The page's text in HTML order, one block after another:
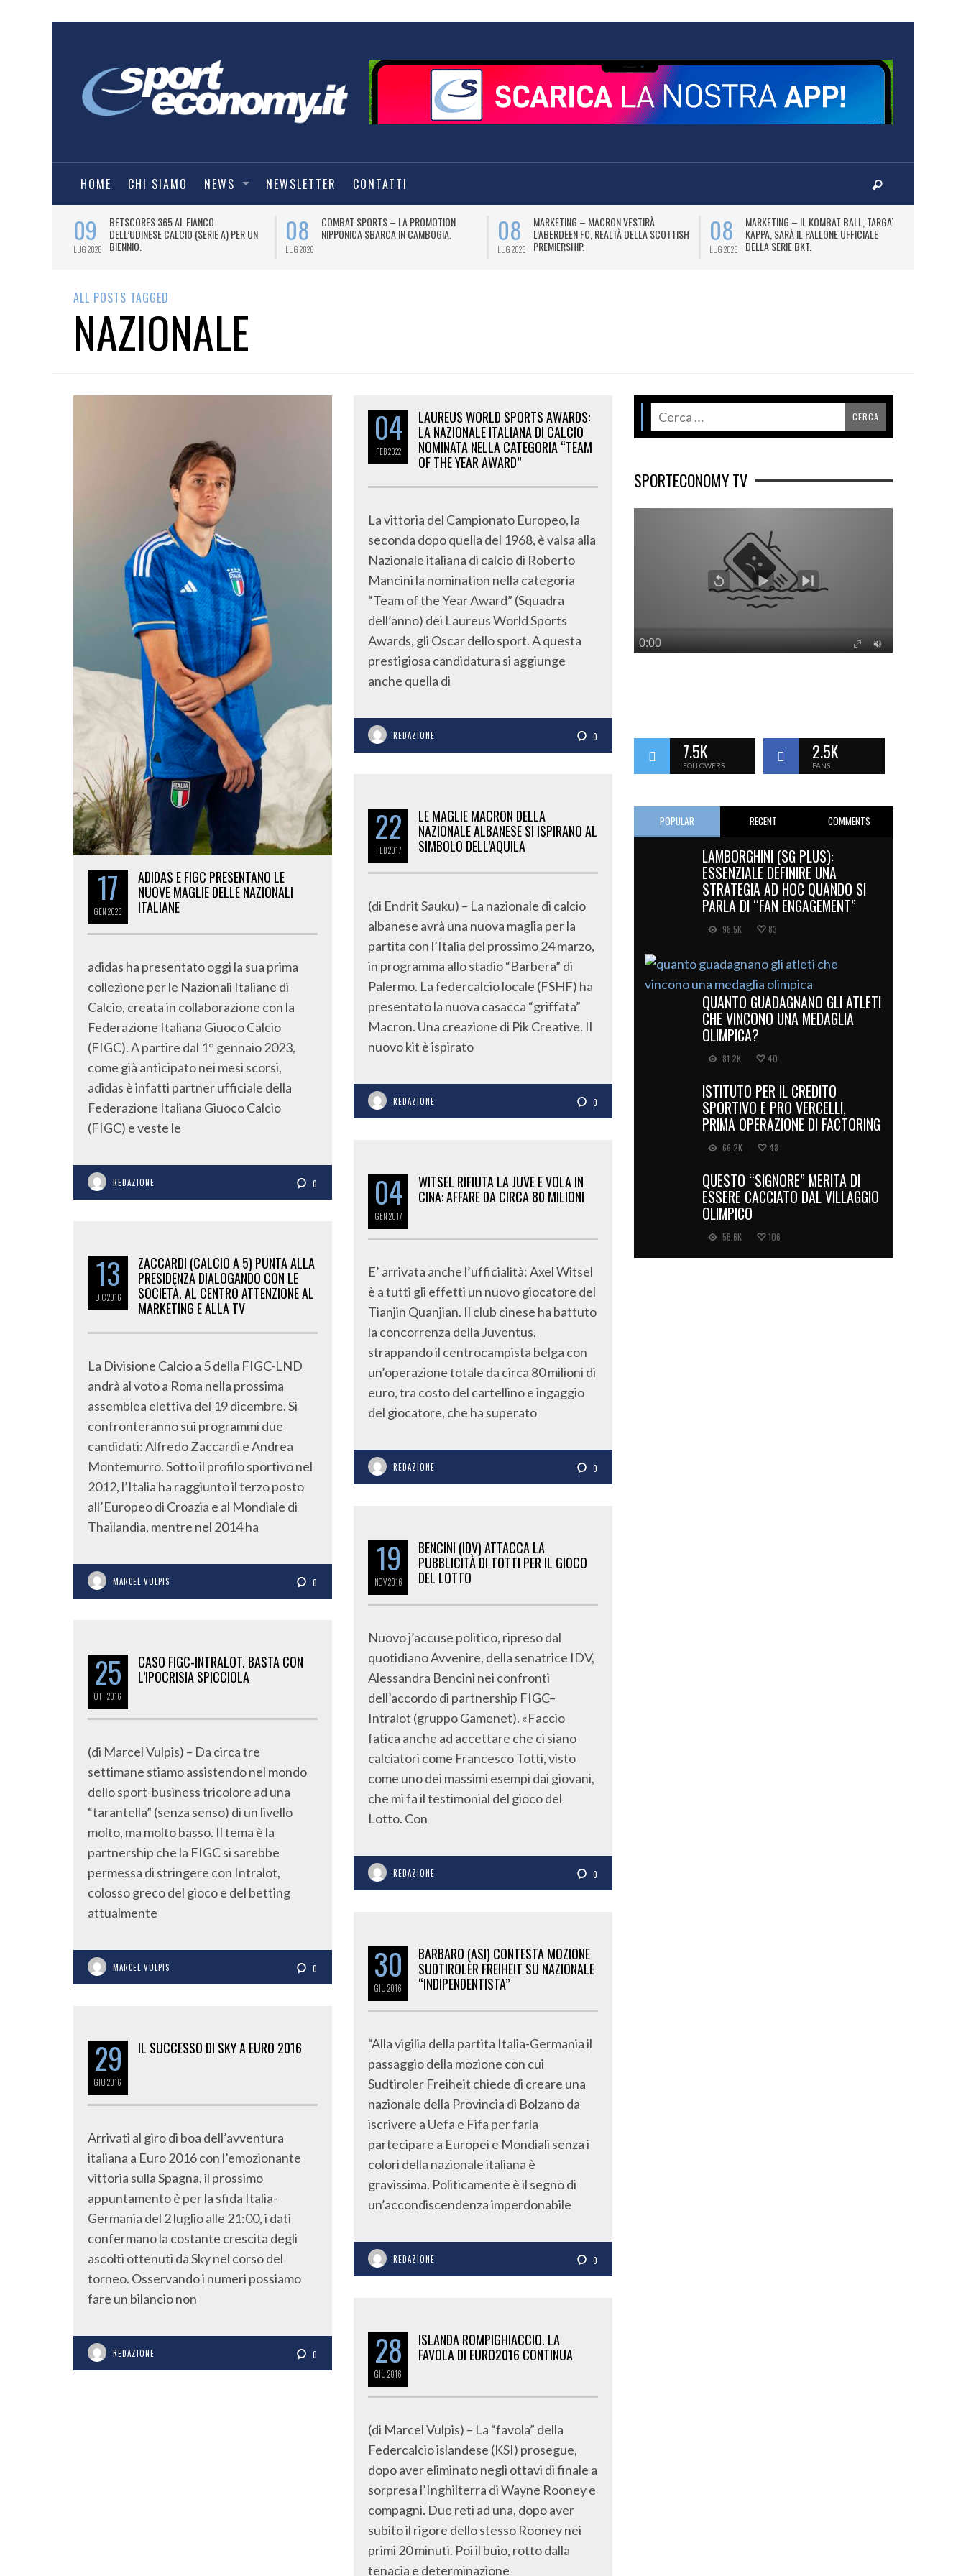
HOME CHI SIAMO NEWS NEWSLETTER CONTATTI
09
LUG 2026
BETSCORES 365 AL FIANCO
DELL’UDINESE CALCIO (SERIE A) PER UN
BIENNIO.
08
LUG 2026
COMBAT SPORTS – LA PROMOTION
NIPPONICA SBARCA IN CAMBOGIA.
08
LUG 2026
MARKETING – MACRON VESTIRÀ
L’ABERDEEN FC, REALTÀ DELLA SCOTTISH
PREMIERSHIP.
08
LUG 2026
MARKETING – IL KOMBAT BALL, TARGATO
KAPPA, SARÀ IL PALLONE UFFICIALE
DELLA SERIE BKT.
ALL POSTS TAGGED
NAZIONALE
17
GEN2023
ADIDAS E FIGC PRESENTANO LE
NUOVE MAGLIE DELLE NAZIONALI
ITALIANE
adidas ha presentato oggi la sua prima
collezione per le Nazionali Italiane di
Calcio, creata in collaborazione con la
Federazione Italiana Giuoco Calcio
(FIGC). A partire dal 1° gennaio 2023,
come già anticipato nei mesi scorsi,
adidas è infatti partner ufficiale della
Federazione Italiana Giuoco Calcio
(FIGC) e veste le
REDAZIONE 0
04
FEB2022
LAUREUS WORLD SPORTS AWARDS:
LA NAZIONALE ITALIANA DI CALCIO
NOMINATA NELLA CATEGORIA “TEAM
OF THE YEAR AWARD”
La vittoria del Campionato Europeo, la
seconda dopo quella del 1968, è valsa alla
Nazionale italiana di calcio di Roberto
Mancini la nomination nella categoria
“Team of the Year Award” (Squadra
dell’anno) dei Laureus World Sports
Awards, gli Oscar dello sport. A questa
prestigiosa candidatura si aggiunge
anche quella di
REDAZIONE 0
22
FEB2017
LE MAGLIE MACRON DELLA
NAZIONALE ALBANESE SI ISPIRANO AL
SIMBOLO DELL’AQUILA
(di Endrit Sauku) – La nazionale di calcio
albanese avrà una nuova maglia per la
partita con l’Italia del prossimo 24 marzo,
in programma allo stadio “Barbera” di
Palermo. La federcalcio locale (FSHF) ha
presentato la nuova casacca “griffata”
Macron. Una creazione di Pik Creative. Il
nuovo kit è ispirato
REDAZIONE 0
04
GEN2017
WITSEL RIFIUTA LA JUVE E VOLA IN
CINA: AFFARE DA CIRCA 80 MILIONI
E’ arrivata anche l’ufficialità: Axel Witsel
è a tutti gli effetti un nuovo giocatore del
Tianjin Quanjian. Il club cinese ha battuto
la concorrenza della Juventus,
strappando il centrocampista belga con
un’operazione totale da circa 80 milioni di
euro, tra costo del cartellino e ingaggio
del giocatore, che ha superato
REDAZIONE 0
13
DIC2016
ZACCARDI (CALCIO A 5) PUNTA ALLA
PRESIDENZA DIALOGANDO CON LE
SOCIETÀ. AL CENTRO ATTENZIONE AL
MARKETING E ALLA TV
La Divisione Calcio a 5 della FIGC-LND
andrà al voto a Roma nella prossima
assemblea elettiva del 19 dicembre. Si
confronteranno sui programmi due
candidati: Alfredo Zaccardi e Andrea
Montemurro. Sotto il profilo sportivo nel
2012, l’Italia ha raggiunto il terzo posto
all’Europeo di Croazia e al Mondiale di
Thailandia, mentre nel 2014 ha
MARCEL VULPIS 0
19
NOV2016
BENCINI (IDV) ATTACCA LA
PUBBLICITÀ DI TOTTI PER IL GIOCO
DEL LOTTO
Nuovo j’accuse politico, ripreso dal
quotidiano Avvenire, della senatrice IDV,
Alessandra Bencini nei confronti
dell’accordo di partnership FIGC–
Intralot (gruppo Gamenet). «Faccio
fatica anche ad accettare che ci siano
calciatori come Francesco Totti, visto
come uno dei massimi esempi dai giovani,
che mi fa il testimonial del gioco del
Lotto. Con
REDAZIONE 0
25
OTT2016
CASO FIGC-INTRALOT. BASTA CON
L’IPOCRISIA SPICCIOLA
(di Marcel Vulpis) – Da circa tre
settimane stiamo assistendo nel mondo
dello sport-business tricolore ad una
“tarantella” (senza senso) di un livello
molto, ma molto basso. Il tema è la
partnership che la FIGC si sarebbe
permessa di stringere con Intralot,
colosso greco del gioco e del betting
attualmente
MARCEL VULPIS 0 30
GIU2016
BARBARO (ASI) CONTESTA MOZIONE
SUDTIROLER FREIHEIT SU NAZIONALE
“INDIPENDENTISTA”
“Alla vigilia della partita Italia-Germania il
passaggio della mozione con cui
Sudtiroler Freiheit chiede di creare una
nazionale della Provincia di Bolzano da
iscrivere a Uefa e Fifa per farla
partecipare a Europei e Mondiali senza i
colori della nazionale italiana è
gravissima. Politicamente è il segno di
un’accondiscendenza imperdonabile
REDAZIONE 0
29
GIU2016
IL SUCCESSO DI SKY A EURO 2016
Arrivati al giro di boa dell’avventura
italiana a Euro 2016 con l’emozionante
vittoria sulla Spagna, il prossimo
appuntamento è per la sfida Italia-
Germania del 2 luglio alle 21:00, i dati
confermano la costante crescita degli
ascolti ottenuti da Sky nel corso del
torneo. Osservando i numeri possiamo
fare un bilancio non
REDAZIONE 0 28
GIU2016
ISLANDA ROMPIGHIACCIO. LA
FAVOLA DI EURO2016 CONTINUA
(di Marcel Vulpis) – La “favola” della
Federcalcio islandese (KSI) prosegue,
dopo aver eliminato negli ottavi di finale a
sorpresa l’Inghilterra di Wayne Rooney e
compagni. Due reti ad una, dopo aver
subito il rigore dello stesso Rooney nei
primi 20 minuti. Poi il buio, rotto dalla
tenacia e determinazione
SPORTECONOMY TV
7.5K
FOLLOWERS
2.5K
FANS
POPULAR RECENT COMMENTS
LAMBORGHINI (SG PLUS):
ESSENZIALE DEFINIRE UNA
STRATEGIA AD HOC QUANDO SI
PARLA DI “FAN ENGAGEMENT”
98.5K 83
QUANTO GUADAGNANO GLI ATLETI
CHE VINCONO UNA MEDAGLIA
OLIMPICA?
81.2K 40
ISTITUTO PER IL CREDITO
SPORTIVO E PRO VERCELLI,
PRIMA OPERAZIONE DI FACTORING
66.2K 48
QUESTO “SIGNORE” MERITA DI
ESSERE CACCIATO DAL VILLAGGIO
OLIMPICO
56.6K 106